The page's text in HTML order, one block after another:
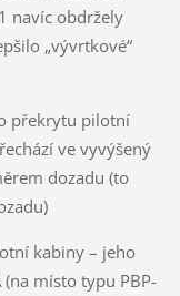
navíc obdržely
„vývrtkové“
překrytu pilotní
ve vyvýšený
dozadu (to
kabiny – jeho
(na místo typu PBP-